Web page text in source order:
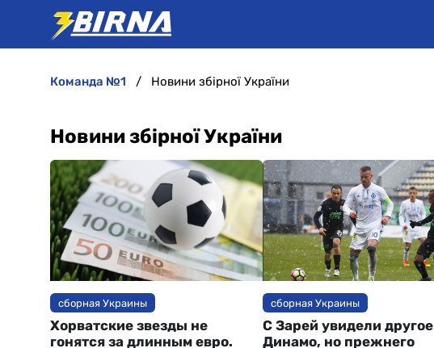
команда №1 Новини збірної України
Новини збірної України
сборная Украины
Хорватские звезды не
гонятся за длинным евро.
сборная Украины
С Зарей увидели другое
Динамо, но прежнего